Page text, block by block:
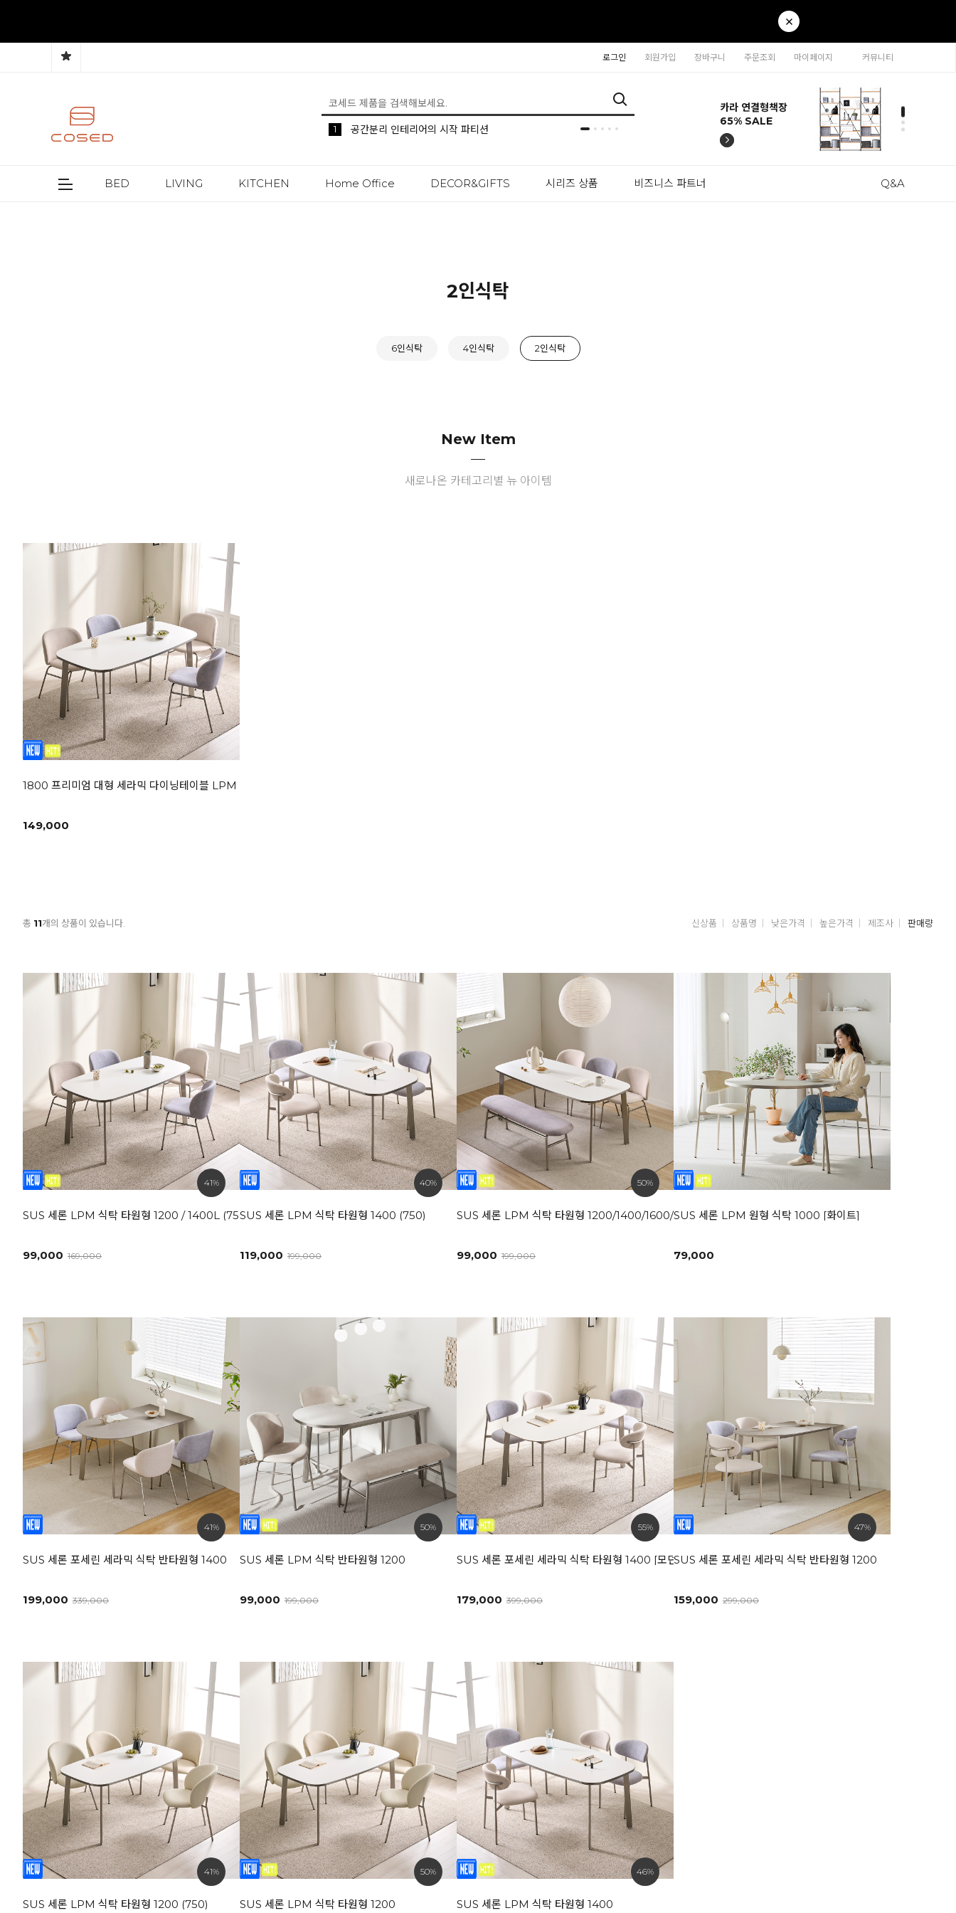
로그인 회원가입 장바구니 주문조회 마이페이지 커뮤니티
5 생활 속 편리한 이동식 사이드 테이블 시리즈
1 공간분리 인테리어의 시작 파티션
2 나만의 높이를 맞춰주는 모션데스크
티나 인테리어의자
57% SALE
카라 연결형책장
65% SALE
이동형 높이조절
테이블 47% SALE
티나 인테리어의자
57% SALE
카라 연결형책장
65% SALE
BED LIVING KITCHEN Home Office DECOR&GIFTS 시리즈 상품 비즈니스 파트너 Q&A
2인식탁
6인식탁 4인식탁 2인식탁
New Item
새로나온 카테고리별 뉴 아이템
1800 프리미엄 대형 세라믹 다이닝테이블 LPM 식탁 헤어라인 스테인리스 다리 체어 선택형
149,000
총 11개의 상품이 있습니다. 신상품 상품명 낮은가격 높은가격 제조사 판매량
41%
SUS 세론 LPM 식탁 타원형 1200 / 1400L (750)
99,000 169,000
40%
SUS 세론 LPM 식탁 타원형 1400 (750)
119,000 199,000
50%
SUS 세론 LPM 식탁 타원형 1200/1400/1600/1800
99,000 199,000
SUS 세론 LPM 원형 식탁 1000 [화이트]
79,000
41%
SUS 세론 포세린 세라믹 식탁 반타원형 1400
199,000 339,000
50%
SUS 세론 LPM 식탁 반타원형 1200
99,000 199,000
55%
SUS 세론 포세린 세라믹 식탁 타원형 1400 [모던화이트 / 라이트그레이]
179,000 399,000
47%
SUS 세론 포세린 세라믹 식탁 반타원형 1200
159,000 299,000
41%
SUS 세론 LPM 식탁 타원형 1200 (750)
50%
SUS 세론 LPM 식탁 타원형 1200
46%
SUS 세론 LPM 식탁 타원형 1400